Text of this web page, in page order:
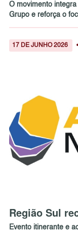
O movimento
Grupo e reforça o
17 DE JUNHO 2026
Região Sul
Evento itinerante e